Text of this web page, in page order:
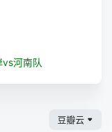
河南队
豆瓣云